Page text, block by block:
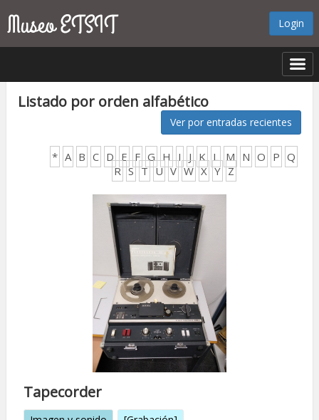
Login
Listado por orden alfabético
Ver por entradas recientes
* A B C D E F G H I J K L M N O P Q
R S T U V W X Y Z
Tapecorder